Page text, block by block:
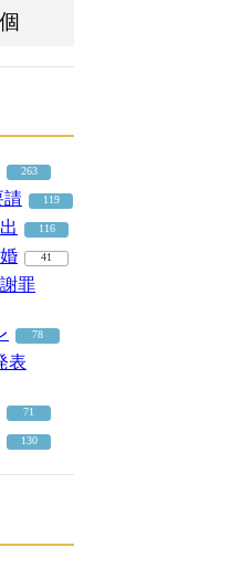
個
263
請 119
116
41
罪
78
表
71
130